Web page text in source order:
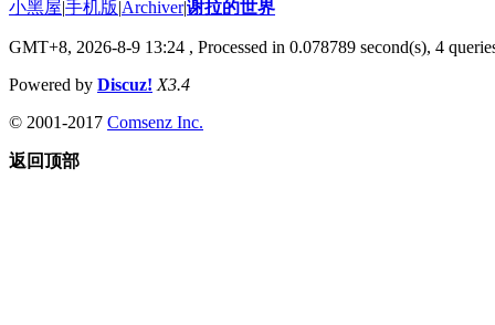
小黑屋|手机版|Archiver|谢拉的世界
GMT+8, 2026-8-9 13:24 , Processed in 0.078789 second(s), 4
Powered by Discuz! X3.4
© 2001-2017 Comsenz Inc.
返回顶部